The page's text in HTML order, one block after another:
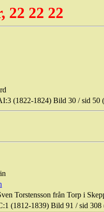
22 22 22
(1822-1824) Bild 30 / sid
Torstensson från Torp i
(1812-1839) Bild 91 / sid